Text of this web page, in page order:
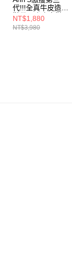
。若發現惡意使用之情
使用額度並採取法律行
能櫃地址) 查看
代!!!全真牛皮造型
鞋帶厚底小白鞋
NT$1,880
NT$3,980